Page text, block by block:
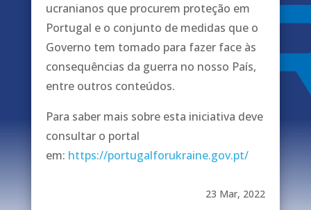
ucranianos que procurem proteção em
Portugal e o conjunto de medidas que o
Governo tem tomado para fazer face às
consequências da guerra no nosso País,
entre outros conteúdos.
Para saber mais sobre esta iniciativa deve
consultar o portal
em: https://portugalforukraine.gov.pt/
23 Mar, 2022